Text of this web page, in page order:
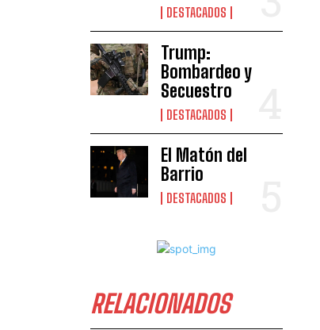
DESTACADOS
Trump:
Bombardeo y
Secuestro
DESTACADOS
El Matón del
Barrio
DESTACADOS
RELACIONADOS